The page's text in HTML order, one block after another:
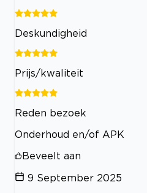
Deskundigheid
Prijs/kwaliteit
Reden bezoek
Onderhoud en/of APK
Beveelt aan
9 September 2025